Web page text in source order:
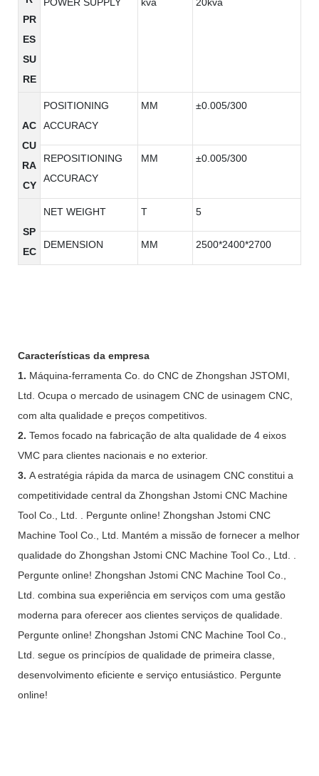
PR
ES
SU
RE
AC
CU
RA
CY
POSITIONING
ACCURACY
MM ±0.005/300
REPOSITIONING
ACCURACY
MM ±0.005/300
SP
EC
NET WEIGHT T 5
DEMENSION MM 2500*2400*2700
Características da empresa
1. Máquina-ferramenta Co. do CNC de Zhongshan JSTOMI,
Ltd. Ocupa o mercado de usinagem CNC de usinagem CNC,
com alta qualidade e preços competitivos.
2. Temos focado na fabricação de alta qualidade de 4 eixos
VMC para clientes nacionais e no exterior.
3. A estratégia rápida da marca de usinagem CNC constitui a
competitividade central da Zhongshan Jstomi CNC Machine
Tool Co., Ltd. . Pergunte online! Zhongshan Jstomi CNC
Machine Tool Co., Ltd. Mantém a missão de fornecer a melhor
qualidade do Zhongshan Jstomi CNC Machine Tool Co., Ltd. .
Pergunte online! Zhongshan Jstomi CNC Machine Tool Co.,
Ltd. combina sua experiência em serviços com uma gestão
moderna para oferecer aos clientes serviços de qualidade.
Pergunte online! Zhongshan Jstomi CNC Machine Tool Co.,
Ltd. segue os princípios de qualidade de primeira classe,
desenvolvimento eficiente e serviço entusiástico. Pergunte
online!